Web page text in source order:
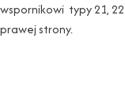
wspornikowi typy 21,
prawej strony.